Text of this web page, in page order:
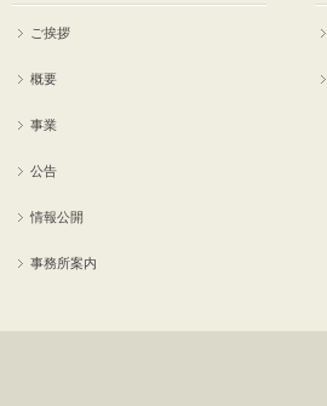
ご挨拶
概要
事業
公告
情報公開
事務所案内